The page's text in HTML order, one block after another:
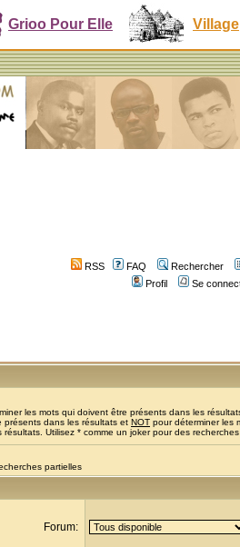
Grioo Pour Elle Village
RSS FAQ
Rechercher
Profil
Se
les mots qui doivent être présents dans les
présents dans les résultats et NOT pour déterminer les
Utilisez * comme un joker pour des
partielles
Forum: